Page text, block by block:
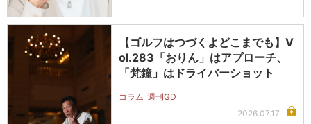
【ゴルフはつづくよどこまでも】V
ol.283「おりん」はアプローチ、
「梵鐘」はドライバーショット
コラム 週刊GD
2026.07.17